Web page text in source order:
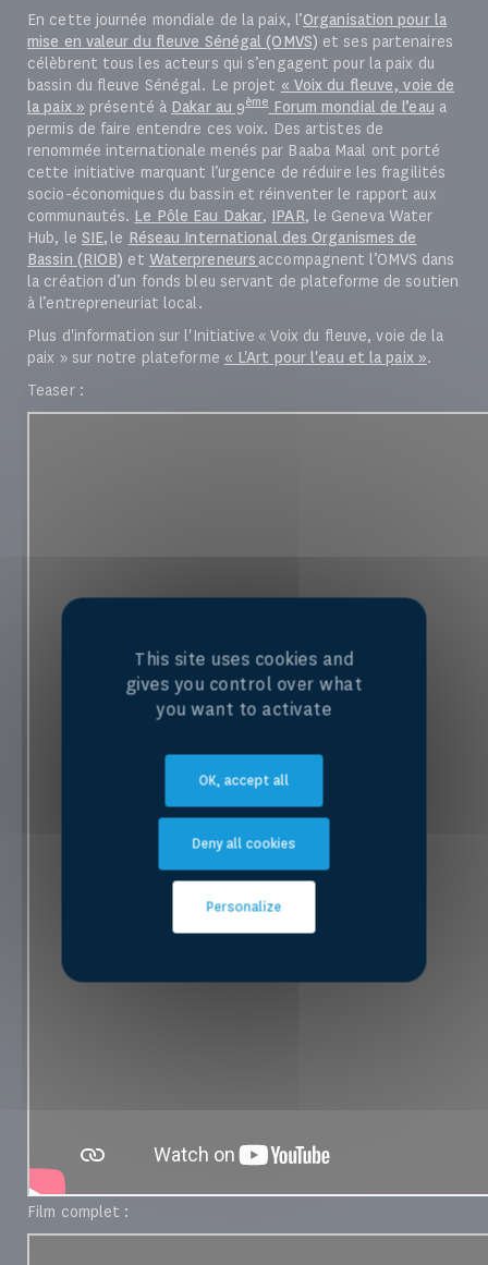
En cette journée mondiale de la paix, l’Organisation pour la
mise en valeur du fleuve Sénégal (OMVS) et ses partenaires
célèbrent tous les acteurs qui s’engagent pour la paix du
bassin du fleuve Sénégal. Le projet « Voix du fleuve, voie de
la paix » présenté à Dakar au 9èmeForum mondial de l’eau a
permis de faire entendre ces voix. Des artistes de
renommée internationale menés par Baaba Maal ont porté
cette initiative marquant l’urgence de réduire les fragilités
socio-économiques du bassin et réinventer le rapport aux
communautés. Le Pôle Eau Dakar, IPAR, le Geneva Water
Hub, le SIE, le Réseau International des Organismes de
Bassin (RIOB) et Waterpreneurs accompagnent l’OMVS dans
la création d’un fonds bleu servant de plateforme de soutien
à l’entrepreneuriat local.
Plus d'information sur l'Initiative « Voix du fleuve, voie de la
paix » sur notre plateforme « L'Art pour l'eau et la paix ».
Teaser :
Film complet :
This site uses cookies and
gives you control over what
you want to activate
OK, accept all
Deny all cookies
Personalize